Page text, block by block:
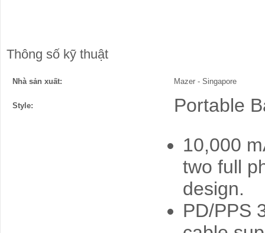
Thông số kỹ thuật
Nhà sản xuất: Mazer - Singapore
Style: Portable
10,000
two full
design.
PD/PPS